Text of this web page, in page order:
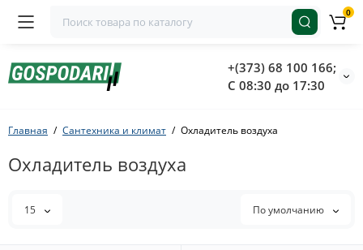
+(373) 68 100 166;
С 08:30 до 17:30
0
Главная Сантехника и климат Охладитель воздуха
Охладитель воздуха
15 По умолчанию